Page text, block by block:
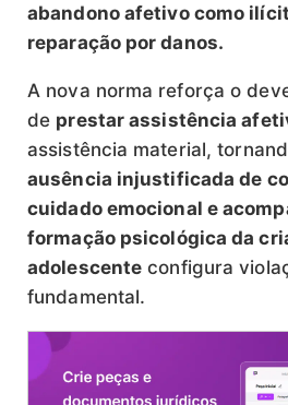
abandono afetivo como
reparação por danos.
A nova norma reforça o
de prestar assistência
assistência material,
ausência injustificada de
cuidado emocional e
formação psicológica da
adolescente configura
fundamental.